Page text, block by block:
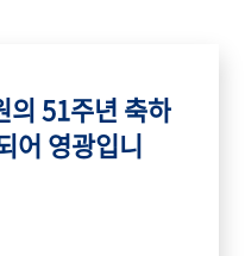
의 51주년 축하
어 영광입니